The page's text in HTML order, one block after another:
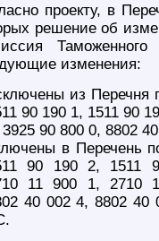
проекту, в
решение об
изменения:
из Перечня
90 190 1, 1511 90
90 800 0, 8802
в Перечень
90 190 2, 1511
11 900 1, 2710
40 002 4, 8802